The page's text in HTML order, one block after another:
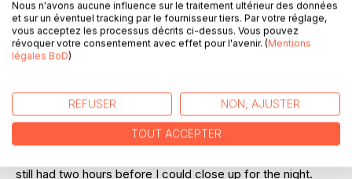
immigrant worker.
It was a very testing time, and I found myself sliding into a
depression. With the loss of my ministry, I had lost my
reason for living. I no longer prayed, nor opened my bible,
This situation lasted for three months, until one evening
God showed up at the petrol station where I was working.
There was nobody about, as a thin icy rain had driven even
still had two hours before I could close up for the night.
Nous n'avons aucune influence sur le traitement ultérieur des données
et sur un éventuel tracking par le fournisseur tiers. Par votre réglage,
vous acceptez les processus décrits ci-dessus. Vous pouvez
révoquer votre consentement avec effet pour l'avenir. (Mentions
légales BoD)
REFUSER NON, AJUSTER
TOUT ACCEPTER